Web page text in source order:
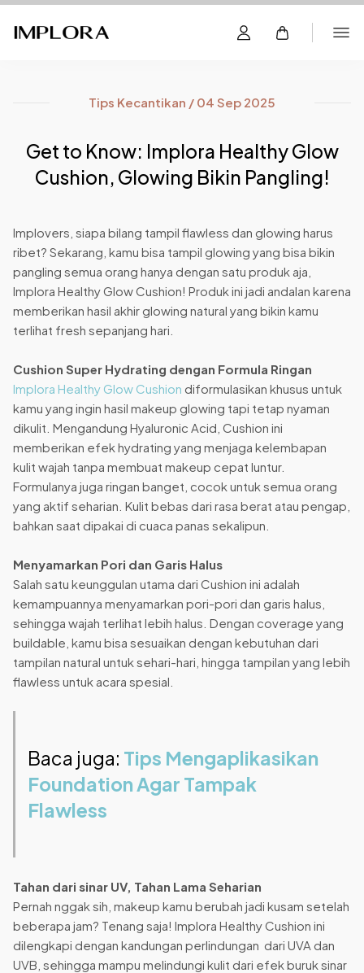
Tips Kecantikan / 04 Sep 2025
Get to Know: Implora Healthy Glow
Cushion, Glowing Bikin Pangling!
Implovers, siapa bilang tampil flawless dan glowing harus
ribet? Sekarang, kamu bisa tampil glowing yang bisa bikin
pangling semua orang hanya dengan satu produk aja,
Implora Healthy Glow Cushion! Produk ini jadi andalan karena
memberikan hasil akhir glowing natural yang bikin kamu
terlihat fresh sepanjang hari.
Cushion Super Hydrating dengan Formula Ringan
Implora Healthy Glow Cushion diformulasikan khusus untuk
kamu yang ingin hasil makeup glowing tapi tetap nyaman
dikulit. Mengandung Hyaluronic Acid, Cushion ini
memberikan efek hydrating yang menjaga kelembapan
kulit wajah tanpa membuat makeup cepat luntur.
Formulanya juga ringan banget, cocok untuk semua orang
yang aktif seharian. Kulit bebas dari rasa berat atau pengap,
bahkan saat dipakai di cuaca panas sekalipun.
Menyamarkan Pori dan Garis Halus
Salah satu keunggulan utama dari Cushion ini adalah
kemampuannya menyamarkan pori-pori dan garis halus,
sehingga wajah terlihat lebih halus. Dengan coverage yang
buildable, kamu bisa sesuaikan dengan kebutuhan dari
tampilan natural untuk sehari-hari, hingga tampilan yang lebih
flawless untuk acara spesial.
Baca juga: Tips Mengaplikasikan
Foundation Agar Tampak
Flawless
Tahan dari sinar UV, Tahan Lama Seharian
Pernah nggak sih, makeup kamu berubah jadi kusam setelah
beberapa jam? Tenang saja! Implora Healthy Cushion ini
dilengkapi dengan kandungan perlindungan dari UVA dan
UVB, sehingga mampu melindungi kulit dari efek buruk sinar